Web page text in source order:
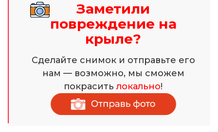
Заметили
повреждение на
крыле?
Сделайте снимок и отправьте его
нам — возможно, мы сможем
покраситьлокально!